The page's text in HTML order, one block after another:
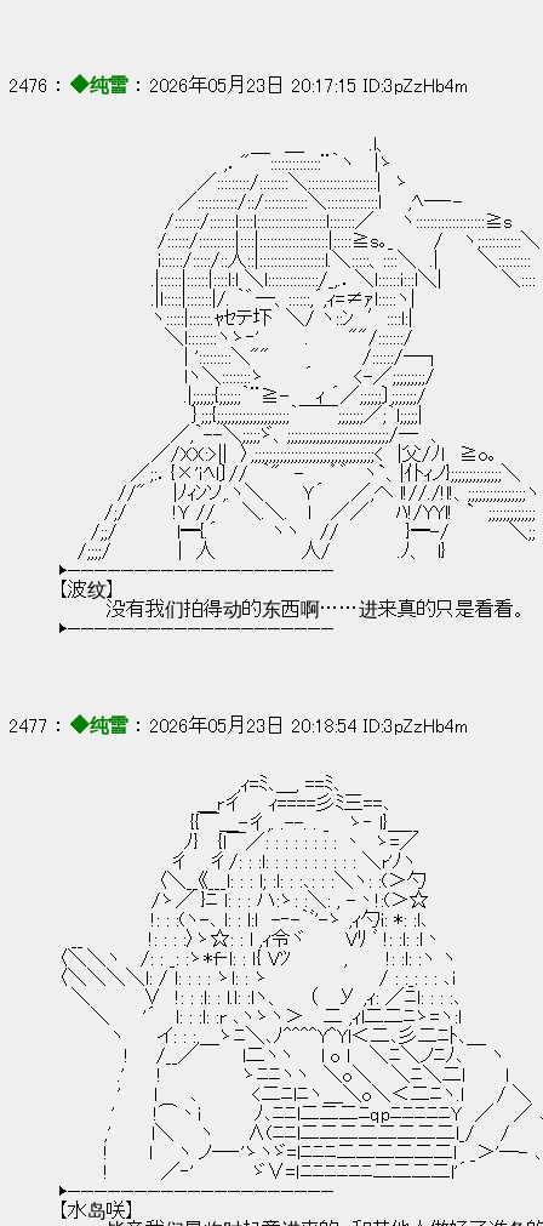
2476 ： ◆纯雪 ： 2026年05月23日 20:17:15 ID:3pZzHb4m
＿　　　 　 .l、
,．"￣::::::::::::::¨｀ヽ　 |ゝ
／:::::::::/::::::::＼:::::::::::::::::::|　ゝ
／:::::::::::/::/::::::::::::＼::::::::::::::l　　,ﾍ―‐-
/:::::::/:::::::l::::l:::::::::::::::::::l:::::::／　　ヽ:::::::::::::::::::≧s
/::::::/::::::::::|::::|:::::::::::::::::::|:::::≧s｡_　　　/　 ヽ;:::::::::::＼
i::::::/:::::/::人::|::::::::::::::::::l.＼:::::、::::＼　.|　　　＼:::::::::
.|::::::|::::::|::::l:l ＼l::::::::::::::/_,.．＼l::::::i:::l＼|　　　　 ＼::::
.|l:::::|:::::::|/. ｀゛―、::::::,´,ｨ=≠ｧl:::::ヽ|
ヽ:::::|::::::.ｬｾテ圷　＼/ ヽ::ﾝ　′::::l:|
＼l::::::::ヽゝ‐'　　　 .　　　""/:::::::/
| ':::::::::＼"" 　　　　　　 /::::::/―┐
lヽ＼::::::::ゝ　 　 ´　　　<-／;;;;;;;;;/
.|;;;;;;{;;;;;;｀¨≧-　　ｨ ´／;;;;;;〕;;;;;;;/
｝;;;{;;;;;;;;;;;;;;;;;;;;｀￣￣;;;;;;;／;｀l;;;;;|
／,｀--＼;;;;;ゞ、;;;;;;;;;;;;;;;;;;;;;;;;;;;;/―　、
／/XX:>||　〉,;;;;;;;;;;;;;;;;;;;;;;;;;;;;;;;;;<　|父/ﾉｌ　≧o｡
／;:．{×'ｉﾍl〕//　｀"　-　　゜゛　ヽ`、|仆ｨノ};;;;;;;;;;;;;;＼
//"　　|ﾉｨﾝソ,.ヽ＼　 　 Ｙ´　　／,へ l!//./!l!、;;;;;;;;;;;;;;;;ヽ
/;/　　　 !Ｙ //　　＼.＼.　 l　 ／／　　ﾊ!/YYl!　`　;;;;;;;;;;;;;
/;;/　　　　 l━{.´　　　　ヽヽ　 //　　　　　}━-/　　　　 ＼;;
/;;;;/　　　　　|　人　　　　　　 人/　　　　　.ﾉ、　l}
▶————————————————————
【波纹】
        没有我们拍得动的东西啊……进来真的只是看看。
▶————————————————————
2477 ： ◆纯雪 ： 2026年05月23日 20:18:54 ID:3pZzHb4m
,ｨ=ﾐ､＿, ==ﾐ､
＿r彳 　 ｨ====彡ﾐ三==､
{{￣＿-彳,. .--. . _　 ゝ‐ l}＿__
ﾉ}　 {l￣／: : : : : : : : 丶　ゝ=／
彳　 彳/: : :l: : : : : : : : : : ＼r'ﾉヽ
〈＼__《___l: : : l; :l: : :､: : :＼ヽ: :(＞勺
/ゝ／ }ﾆ l: : : ハ:ゝ: :＼: , -丶!:(＞☆
!: : :(ヽ-､ l: : l:l　-‐-｀ﾞ'-ゝ ,ｨ勺i: *: :l､
__ 　　　　 !: : : :〉ゝ☆: : l ,ｨ令ヾ　　　Vﾘ ﾞ !: :l: :l丶
〈＼＼ヽ　 /: : _: :ゝ*f‐l: : ｌ{ Vﾂ　　 　 ,　 　 !: :l: :ヽ ヽ
〈＼＼＼＼l: / l: : : : ゝl: : ゝ　　 　 　 　 　 / : :_: : : ､ｉ
＼ 　　 　∨　!: : :l: : l.l: :lヽ、　　（ 　У ,ｨ: ／ﾆl: : : :､
＼ 　　'´　 l: : :l: :r ､ヽゝヽ＞　 二 ,ｨl二二ﾆゝ=ヽ:l
ヽ 　　イ: : :,＿ゝﾆ＼､ﾉ^^^^Y^Yl＜二､彡二ﾆﾄ､＿
!　　/__／ 　 　 l二ヽヽ　　l o l　 ＼ﾆ＼ノﾆﾉ､　　ヽ
.'　　 !　　　　　　ゝﾆﾆヽヽ　＼o＼　 ＼ﾆ＼二l　　　l
'　 　l　　 ､　　　　<二ﾆlﾆヽ＿＼o＼＜二ﾆヽ.l　 　/ ＼
'　 　 !⌒丶i　　　　ﾉ､ﾆﾆl二二二ﾆqpﾆﾆﾆﾆﾆY　／ 　／
,'　　　l＼ 　 ヽ　　 ∧(ﾆﾆl二二二二二二二二l_/ 　 /　　
!　　　l 　 ヽ ノ─‐'ゝヽゞ=lﾆﾆﾆ二二二二二二l　_＞'─- ､
!　　 　 ／‐'　　　　 ゞ∨=ｌﾆﾆﾆﾆﾆﾆ二二二二l'´　　　　　
▶————————————————————
【水岛咲】